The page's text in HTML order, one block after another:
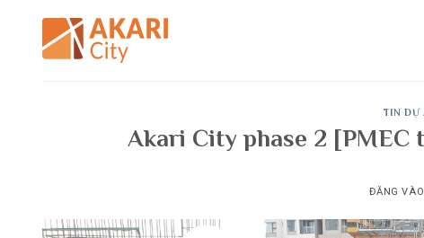
TIN DỰ
Akari City phase 2 [PMEC
ĐĂNG VÀO